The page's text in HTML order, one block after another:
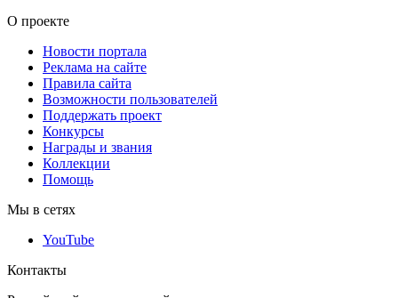
О проекте
Новости портала
Реклама на сайте
Правила сайта
Возможности пользователей
Поддержать проект
Конкурсы
Награды и звания
Коллекции
Помощь
Мы в сетях
YouTube
Контакты